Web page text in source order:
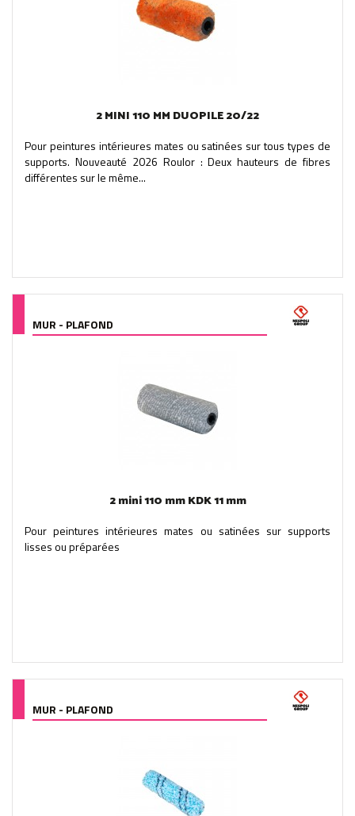
2 MINI 110 MM DUOPILE 20/22
Pour peintures intérieures mates ou satinées sur tous types de
supports. Nouveauté 2026 Roulor : Deux hauteurs de fibres
différentes sur le même...
MUR - PLAFOND
2 mini 110 mm KDK 11 mm
Pour peintures intérieures mates ou satinées sur supports
lisses ou préparées
MUR - PLAFOND